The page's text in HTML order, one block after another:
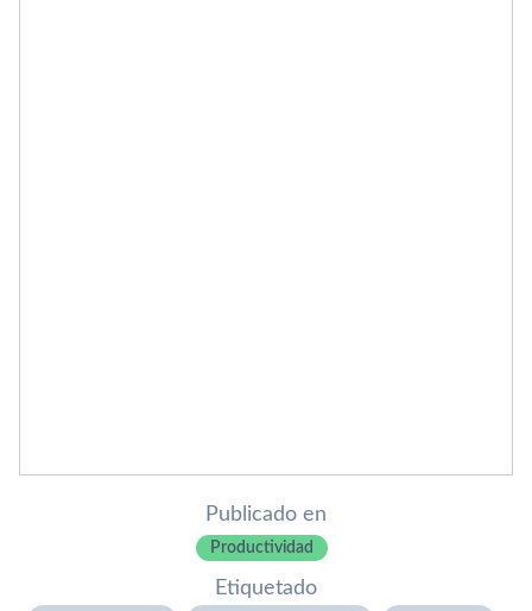
Publicado en
Productividad
Etiquetado